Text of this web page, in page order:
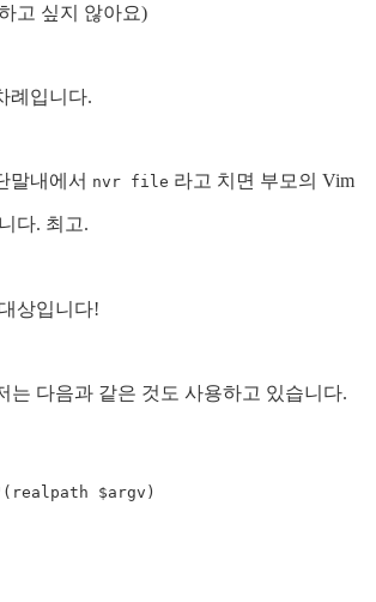
고 싶지 않아요)
례입니다.
말내에서 nvr file 라고 치면 부모의 Vim
다. 최고.
상입니다!
는 다음과 같은 것도 사용하고 있습니다.
$argv)